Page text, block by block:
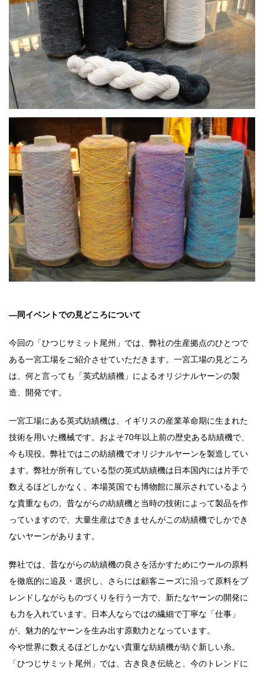
―同イベントでの見どころについて
今回の「ひつじサミット尾州」では、弊社の生産拠点のひとつで
ある一宮工場をご紹介させていただきます。一宮工場の見どころ
は、何と言っても「英式紡績機」によるオリジナルヤーンの製
造、開発です。
一宮工場にある英式紡績機は、イギリスの産業革命期に生まれた
技術を用いた機械です。およそ70年以上前の歴史ある紡績機で、
今も現役。弊社ではこの紡績機でオリジナルヤーンを製造してい
ます。弊社が所有している型の英式紡績機は日本国内には片手で
数えるほどしかなく、本場英国でも博物館に展示されているよう
な貴重なもの。昔ながらの紡績機と当時の技術によって製品を作
っていますので、大量生産はできませんがこの紡績機でしかでき
ないヤーンがあります。
弊社では、昔ながらの紡績機の良さを活かすためにウールの原料
を徹底的に追及・選択し、さらには顧客ニーズに沿って原料をブ
レンドしながらものづくりを行う一方で、新たなヤーンの開発に
も力を入れています。日本人ならではの繊細で丁寧な「仕事」
が、魅力的なヤーンを生み出す原動力となっています。
今や世界に数えるほどしかない貴重な紡績機が紡ぐ新しい糸。
「ひつじサミット尾州」では、古き良き伝統と、今のトレンドに